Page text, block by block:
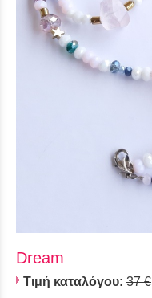
Dream
Τιμή καταλόγου: 37 €